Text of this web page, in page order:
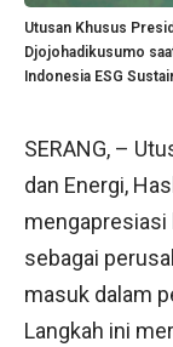
Utusan Khusus
Djojohadikusumo
Indonesia ESG
SERANG, –
dan Energi,
mengapresiasi
sebagai
masuk dalam
Langkah ini